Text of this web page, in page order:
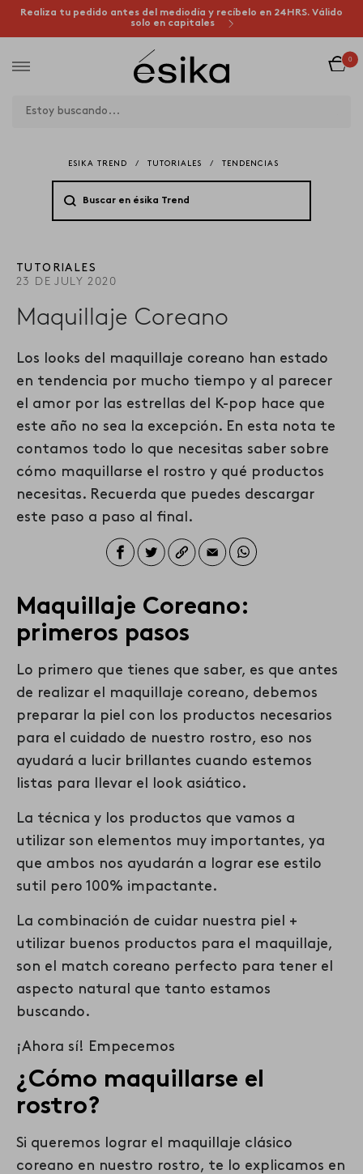
Realiza tu pedido antes del mediodía y recíbelo en 24HRS. Válido
solo en capitales
0
ESIKA TREND / TUTORIALES / TENDENCIAS
TUTORIALES
23 DE JULY 2020
Maquillaje Coreano
Los looks del maquillaje coreano han estado
en tendencia por mucho tiempo y al parecer
el amor por las estrellas del K-pop hace que
este año no sea la excepción. En esta nota te
contamos todo lo que necesitas saber sobre
cómo maquillarse el rostro y qué productos
necesitas. Recuerda que puedes descargar
este paso a paso al final.
Maquillaje Coreano:
primeros pasos
Lo primero que tienes que saber, es que antes
de realizar el maquillaje coreano, debemos
preparar la piel con los productos necesarios
para el cuidado de nuestro rostro, eso nos
ayudará a lucir brillantes cuando estemos
listas para llevar el look asiático.
La técnica y los productos que vamos a
utilizar son elementos muy importantes, ya
que ambos nos ayudarán a lograr ese estilo
sutil pero 100% impactante.
La combinación de cuidar nuestra piel +
utilizar buenos productos para el maquillaje,
son el match coreano perfecto para tener el
aspecto natural que tanto estamos
buscando.
¡Ahora sí! Empecemos
¿Cómo maquillarse el
rostro?
Si queremos lograr el maquillaje clásico
coreano en nuestro rostro, te lo explicamos en